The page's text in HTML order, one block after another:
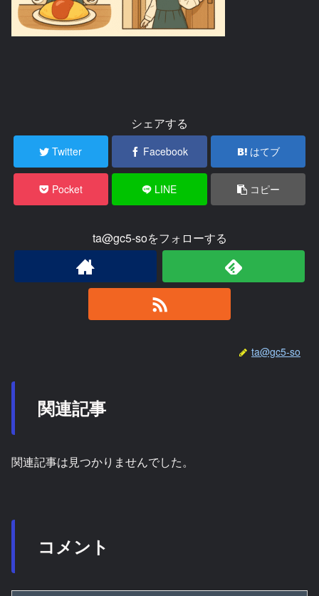
シェアする
Twitter Facebook はてブ
Pocket LINE コピー
ta@gc5-soをフォローする
ta@gc5-so
関連記事
関連記事は見つかりませんでした。
コメント